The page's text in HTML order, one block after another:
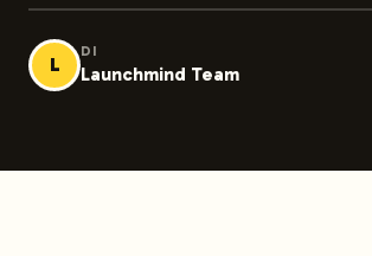
L
DI
Launchmind Team